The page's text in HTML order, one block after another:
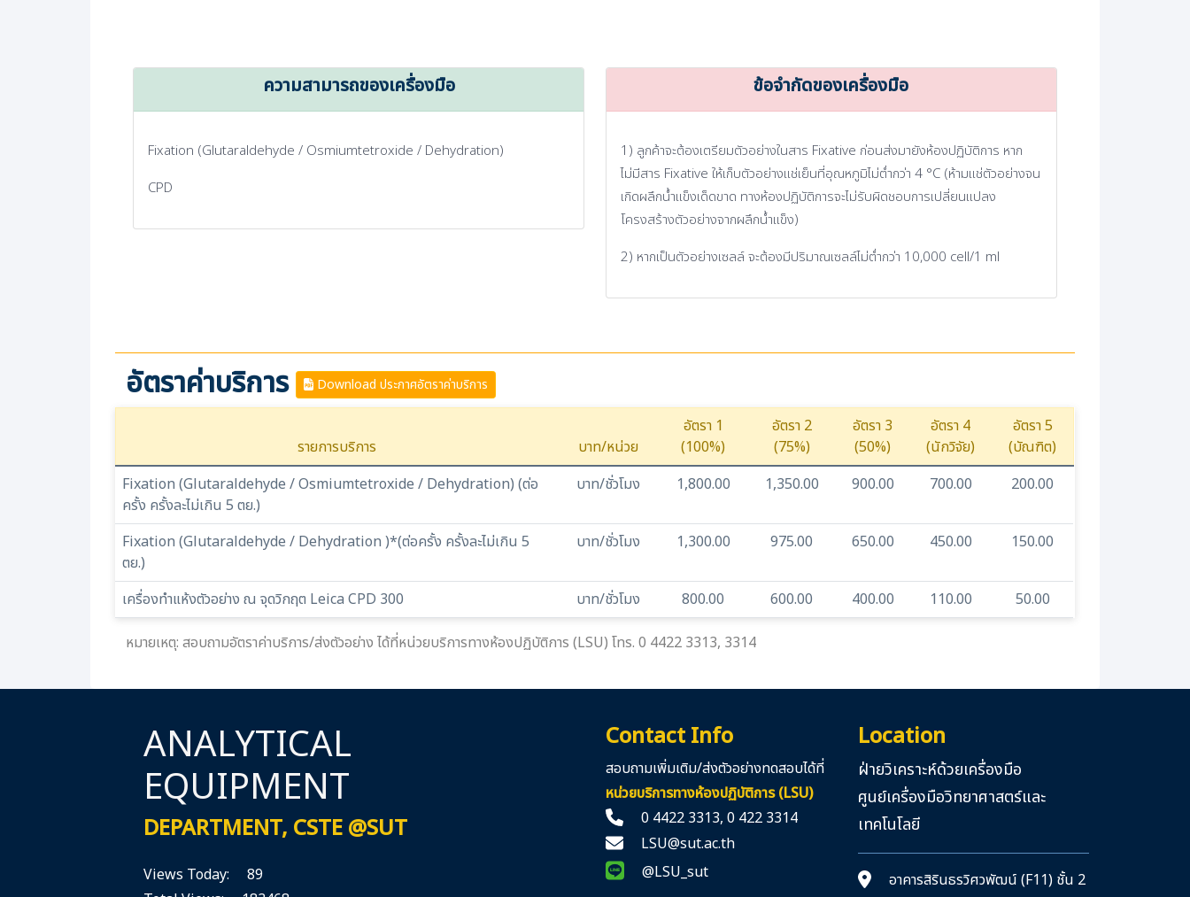
ความสามารถของเครื่องมือ
Fixation (Glutaraldehyde / Osmiumtetroxide / Dehydration)
CPD
ข้อจำกัดของเครื่องมือ
1) ลูกค้าจะต้องเตรียมตัวอย่างในสาร Fixative ก่อนส่งมายังห้องปฏิบัติการ หาก
ไม่มีสาร Fixative ให้เก็บตัวอย่างแช่เย็นที่อุณหภูมิไม่ต่ำกว่า 4 °C (ห้ามแช่ตัวอย่างจน
เกิดผลึกน้ำแข็งเด็ดขาด ทางห้องปฏิบัติการจะไม่รับผิดชอบการเปลี่ยนแปลง
โครงสร้างตัวอย่างจากผลึกน้ำแข็ง)
2) หากเป็นตัวอย่างเซลล์ จะต้องมีปริมาณเซลล์ไม่ต่ำกว่า 10,000 cell/1 ml
อัตราค่าบริการ Download ประกาศอัตราค่าบริการ
รายการบริการ บาท/หน่วย
อัตรา 1
(100%)
อัตรา 2
(75%)
อัตรา 3
(50%)
อัตรา 4
(นักวิจัย)
อัตรา 5
(บัณฑิต)
Fixation (Glutaraldehyde / Osmiumtetroxide / Dehydration) (ต่อ
ครั้ง ครั้งละไม่เกิน 5 ตย.)
บาท/ชั่วโมง 1,800.00 1,350.00 900.00 700.00 200.00
Fixation (Glutaraldehyde / Dehydration )*(ต่อครั้ง ครั้งละไม่เกิน 5
ตย.)
บาท/ชั่วโมง 1,300.00 975.00 650.00 450.00 150.00
เครื่องทำแห้งตัวอย่าง ณ จุดวิกฤต Leica CPD 300 บาท/ชั่วโมง 800.00 600.00 400.00 110.00 50.00
หมายเหตุ: สอบถามอัตราค่าบริการ/ส่งตัวอย่าง ได้ที่หน่วยบริการทางห้องปฏิบัติการ (LSU) โทร. 0 4422 3313, 3314
ANALYTICAL
EQUIPMENT
DEPARTMENT, CSTE @SUT
Views Today: 89
Contact Info
สอบถามเพิ่มเติม/ส่งตัวอย่างทดสอบได้ที่
หน่วยบริการทางห้องปฏิบัติการ (LSU)
0 4422 3313, 0 422 3314
LSU@sut.ac.th
@LSU_sut
Location
ฝ่ายวิเคราะห์ด้วยเครื่องมือ
ศูนย์เครื่องมือวิทยาศาสตร์และ
เทคโนโลยี
อาคารสิรินธรวิศวพัฒน์ (F11) ชั้น 2